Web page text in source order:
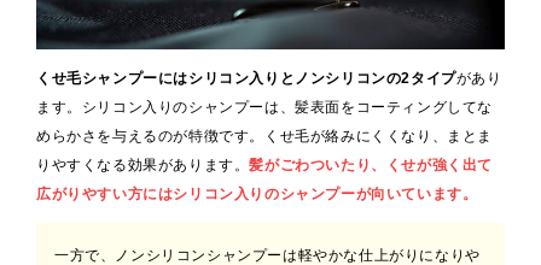
くせ毛シャンプーにはシリコン入りとノンシリコンの2タイプがあり
ます。シリコン入りのシャンプーは、髪表面をコーティングしてな
めらかさを与えるのが特徴です。くせ毛が絡みにくくなり、まとま
りやすくなる効果があります。髪がごわついたり、くせが強く出て
広がりやすい方にはシリコン入りのシャンプーが向いています。
一方で、ノンシリコンシャンプーは軽やかな仕上がりになりや